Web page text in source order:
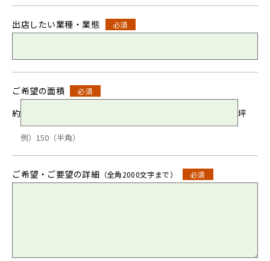
出店したい業種・業態 必須
ご希望の面積 必須
約
例）150（半角）
坪
ご希望・ご要望の詳細 （全角2000文字まで） 必須